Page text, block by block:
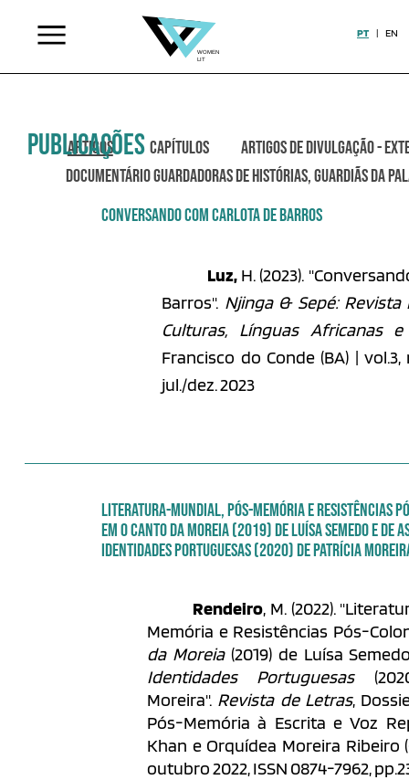
PT | EN
Publicações
ARTIGOS CAPÍTULOS
ARTIGOS DE DIVULGAÇÃO -
DOCUMENTÁRIO GUARDADORAS DE HISTÓRIAS, GUARDIÃS DA
CONVERSANDO COM CARLOTA DE BARROS
Luz, H. (2023).
Barros". Njinga & Sepé:
Culturas, Línguas Africanas e
Francisco do Conde (BA) | vol.3,
jul./dez. 2023
LITERATURA-MUNDIAL, PÓS-MEMÓRIA E RESISTÊNCIAS
EM O CANTO DA MOREIA (2019) DE LUÍSA SEMEDO E DE
IDENTIDADES PORTUGUESAS (2020) DE PATRÍCIA
Rendeiro, M. (2022).
Memória e Resistências Pós-
da Moreia(2019) de Luísa
Identidades Portuguesas
Moreira". Revista de Letras,
Pós-Memória à Escrita e Voz
Khan e Orquídea Moreira Ribeiro
outubro 2022, ISSN 0874-7962,